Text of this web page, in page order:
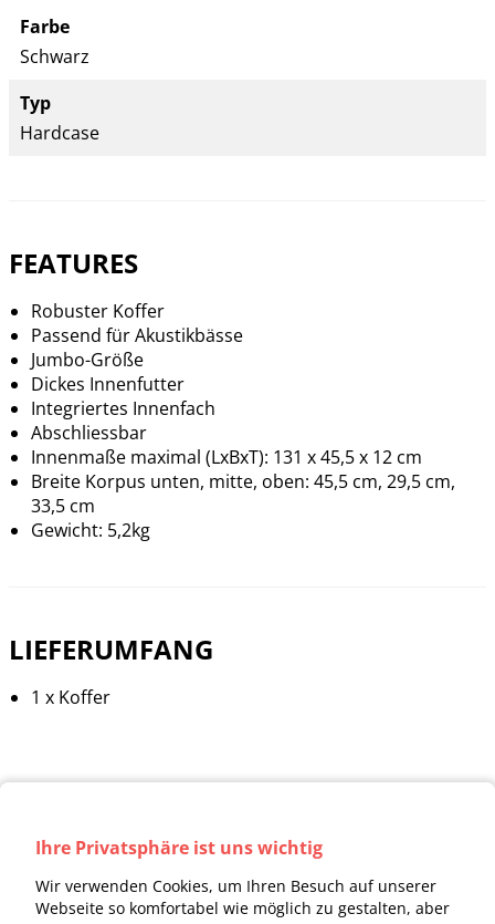
Ihre Privatsphäre ist uns wichtig
Wir verwenden Cookies, um Ihren Besuch auf unserer
Webseite so komfortabel wie möglich zu gestalten, aber
Farbe
Schwarz
Typ
Hardcase
FEATURES
Robuster Koffer
Passend für Akustikbässe
Jumbo-Größe
Dickes Innenfutter
Integriertes Innenfach
Abschliessbar
Innenmaße maximal (LxBxT): 131 x 45,5 x 12 cm
Breite Korpus unten, mitte, oben: 45,5 cm, 29,5 cm,
33,5 cm
Gewicht: 5,2kg
LIEFERUMFANG
1 x Koffer